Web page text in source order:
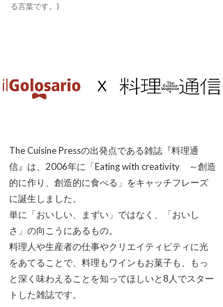
る言葉です。)
The Cuisine Pressの出発点である雑誌『料理通
信』は、2006年に「Eating with creativity ～創造
的に作り、創造的に食べる」をキャッチフレーズ
に誕生しました。
単に「おいしい、まずい」ではなく、「おいし
さ」の向こうにあるもの。
料理人や生産者の仕事やクリエイティビティに光
をあてることで、料理もワインもお菓子も、もっ
と深く味わえることを知ってほしいと8人でスター
トした雑誌です。